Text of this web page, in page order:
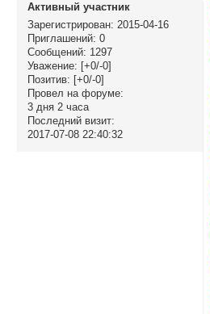
Активный участник
Зарегистрирован: 2015-04-16
Приглашений: 0
Сообщений: 1297
Уважение: [+0/-0]
Позитив: [+0/-0]
Провел на форуме:
3 дня 2 часа
Последний визит:
2017-07-08 22:40:32